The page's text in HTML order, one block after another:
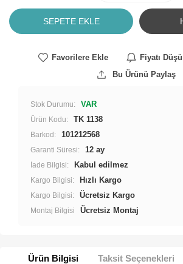
SEPETE EKLE
Favorilere Ekle
Fiyatı
Bu Ürünü Paylaş
Stok Durumu: VAR
Ürün Kodu: TK 1138
Barkod: 101212568
Garanti Süresi: 12 ay
İade Bilgisi:
Kargo Bilgisi:
Hızlı Kargo
Kargo Bilgisi: Ücretsiz Kargo
Montaj Bilgisi Ücretsiz Montaj
Ürün Bilgisi Taksit Seçenekleri